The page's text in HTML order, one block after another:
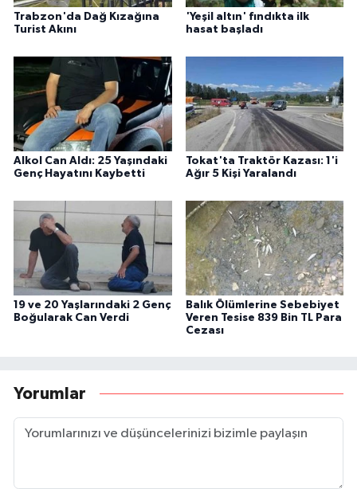
Trabzon'da Dağ Kızağına
Turist Akını
'Yeşil altın' fındıkta ilk
hasat başladı
Alkol Can Aldı: 25 Yaşındaki
Genç Hayatını Kaybetti
Tokat'ta Traktör Kazası: 1'i
Ağır 5 Kişi Yaralandı
19 ve 20 Yaşlarındaki 2 Genç
Boğularak Can Verdi
Balık Ölümlerine Sebebiyet
Veren Tesise 839 Bin TL Para
Cezası
Yorumlar